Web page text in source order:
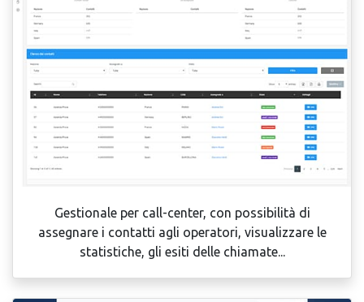
Gestionale per call-center, con possibilità di
assegnare i contatti agli operatori, visualizzare le
statistiche, gli esiti delle chiamate...